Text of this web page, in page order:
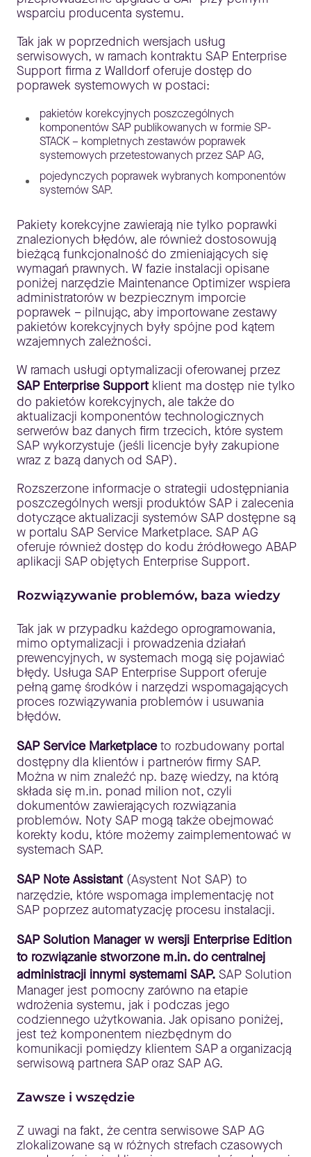
wsparciu producenta systemu.
Tak jak w poprzednich wersjach usług
serwisowych, w ramach kontraktu SAP Enterprise
Support firma z Walldorf oferuje dostęp do
poprawek systemowych w postaci:
pakietów korekcyjnych poszczególnych
komponentów SAP publikowanych w formie SP-
STACK – kompletnych zestawów poprawek
systemowych przetestowanych przez SAP AG,
pojedynczych poprawek wybranych komponentów
systemów SAP.
Pakiety korekcyjne zawierają nie tylko poprawki
znalezionych błędów, ale również dostosowują
bieżącą funkcjonalność do zmieniających się
wymagań prawnych. W fazie instalacji opisane
poniżej narzędzie Maintenance Optimizer wspiera
administratorów w bezpiecznym imporcie
poprawek – pilnując, aby importowane zestawy
pakietów korekcyjnych były spójne pod kątem
wzajemnych zależności.
W ramach usługi optymalizacji oferowanej przez
SAP Enterprise Supportklient ma dostęp nie tylko
do pakietów korekcyjnych, ale także do
aktualizacji komponentów technologicznych
serwerów baz danych firm trzecich, które system
SAP wykorzystuje (jeśli licencje były zakupione
wraz z bazą danych od SAP).
Rozszerzone informacje o strategii udostępniania
poszczególnych wersji produktów SAP i zalecenia
dotyczące aktualizacji systemów SAP dostępne są
w portalu SAP Service Marketplace. SAP AG
oferuje również dostęp do kodu źródłowego ABAP
aplikacji SAP objętych Enterprise Support.
Rozwiązywanie problemów, baza wiedzy
Tak jak w przypadku każdego oprogramowania,
mimo optymalizacji i prowadzenia działań
prewencyjnych, w systemach mogą się pojawiać
błędy. Usługa SAP Enterprise Support oferuje
pełną gamę środków i narzędzi wspomagających
proces rozwiązywania problemów i usuwania
błędów.
SAP Service Marketplaceto rozbudowany portal
dostępny dla klientów i partnerów firmy SAP.
Można w nim znaleźć np. bazę wiedzy, na którą
składa się m.in. ponad milion not, czyli
dokumentów zawierających rozwiązania
problemów. Noty SAP mogą także obejmować
korekty kodu, które możemy zaimplementować w
systemach SAP.
SAP Note Assistant(Asystent Not SAP) to
narzędzie, które wspomaga implementację not
SAP poprzez automatyzację procesu instalacji.
SAP Solution Manager w wersji Enterprise Edition
to rozwiązanie stworzone m.in. do centralnej
administracji innymi systemami SAP. SAP Solution
Manager jest pomocny zarówno na etapie
wdrożenia systemu, jak i podczas jego
codziennego użytkowania. Jak opisano poniżej,
jest też komponentem niezbędnym do
komunikacji pomiędzy klientem SAP a organizacją
serwisową partnera SAP oraz SAP AG.
Zawsze i wszędzie
Z uwagi na fakt, że centra serwisowe SAP AG
zlokalizowane są w różnych strefach czasowych